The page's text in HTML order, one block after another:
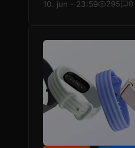
10. jun - 23:59 295 0